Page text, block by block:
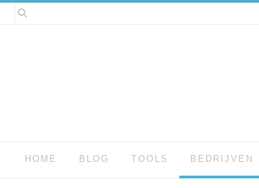
Spring
naar
HOME BLOG TOOLS BEDRIJVEN